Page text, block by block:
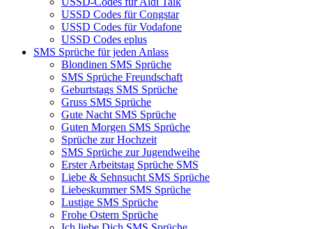
USSD Codes für Congstar
USSD Codes für Vodafone
USSD Codes eplus
SMS Sprüche für jeden Anlass
Blondinen SMS Sprüche
SMS Sprüche Freundschaft
Geburtstags SMS Sprüche
Gruss SMS Sprüche
Gute Nacht SMS Sprüche
Guten Morgen SMS Sprüche
Sprüche zur Hochzeit
SMS Sprüche zur Jugendweihe
Erster Arbeitstag Sprüche SMS
Liebe & Sehnsucht SMS Sprüche
Liebeskummer SMS Sprüche
Lustige SMS Sprüche
Frohe Ostern Sprüche